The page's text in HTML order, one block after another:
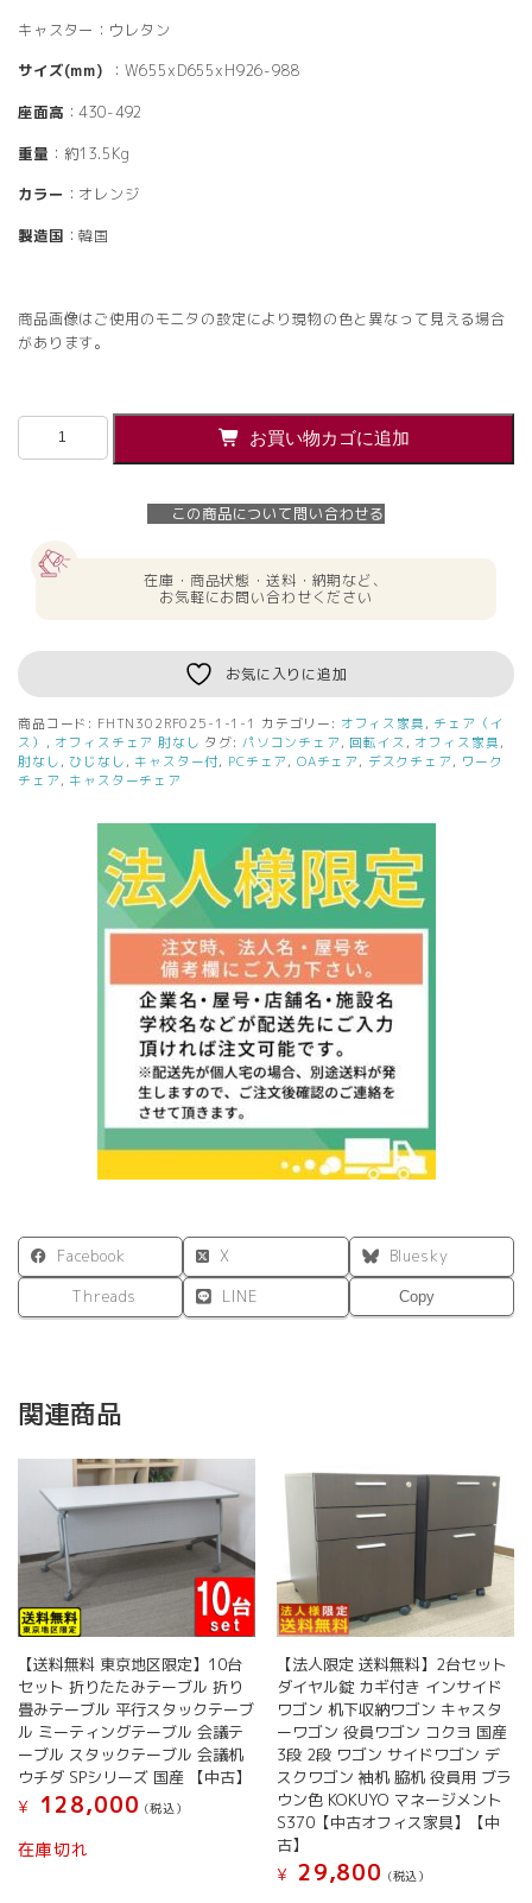
キャスター：ウレタン
サイズ(mm) ：W655xD655xH926-988
座面高 ：430-492
重量 ：約13.5Kg
カラー ：オレンジ
製造国 ：韓国
商品画像はご使用のモニタの設定により現物の色と異なって見える場合
があります。
【法
チ
ェ
オ
レ
ン
お買い物カゴに追加
この商品について問い合わせる
在庫・商品状態・送料・納期など、
お気軽にお問い合わせください
お気に入りに追加
商品コード: FHTN302RF025-1-1-1 カテゴリー: オフィス家具 , チェア（イ
ス） , オフィスチェア 肘なし タグ: パソコンチェア , 回転イス , オフィス家具 ,
肘なし , ひじなし , キャスター付, PCチェア , OAチェア , デスクチェア , ワーク
チェア , キャスターチェア
Facebook X
Bluesky
Threads
LINE Copy
関連商品
【送料無料 東京地区限定】10台
セット 折りたたみテーブル 折り
畳みテーブル 平行スタックテーブ
ル ミーティングテーブル 会議テ
ーブル スタックテーブル 会議机
ウチダ SPシリーズ 国産 【中古】
¥
128,000 (税込）
在庫切れ
【法人限定 送料無料】2台セット
ダイヤル錠 カギ付き インサイド
ワゴン 机下収納ワゴン キャスタ
ーワゴン 役員ワゴン コクヨ 国産
3段 2段 ワゴン サイドワゴン デ
スクワゴン 袖机 脇机 役員用 ブラ
ウン色 KOKUYO マネージメント
S370【中古オフィス家具】【中
古】
¥ 29,800 (税込）